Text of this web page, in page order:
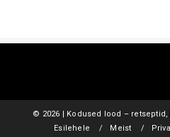
© 2026 | Kodused lood –
Esilehele
Meist